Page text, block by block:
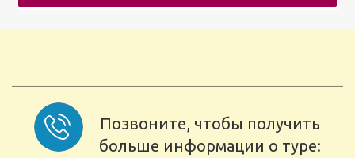
Позвоните, чтобы получить
больше информации о туре: